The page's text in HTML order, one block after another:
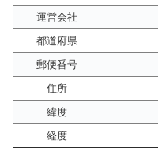
運営会社
都道府県
郵便番号
住所
緯度
経度